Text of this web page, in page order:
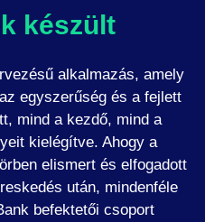
készült
alkalmazás, amely
egyszerűség és a fejlett
mind a kezdő, mind a
kielégítve. Ahogy a
elismert és elfogadott
után, mindenféle
befektetői csoport